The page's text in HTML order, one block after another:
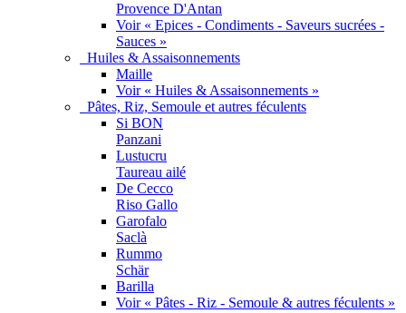
Provence D'Antan
Voir « Epices - Condiments - Saveurs sucrées -
Sauces »
Huiles & Assaisonnements
Maille
Voir « Huiles & Assaisonnements »
Pâtes, Riz, Semoule et autres féculents
Si BON
Panzani
Lustucru
Taureau ailé
De Cecco
Riso Gallo
Garofalo
Saclà
Rummo
Schär
Barilla
Voir « Pâtes - Riz - Semoule & autres féculents »